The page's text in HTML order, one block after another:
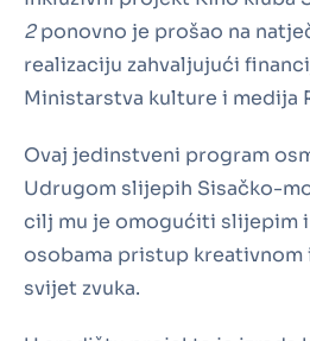
2ponovno je prošao na
realizaciju zahvaljujući
Ministarstva kulture i medija
Ovaj jedinstveni program
Udrugom slijepih Sisačko-
cilj mu je omogućiti slijepim
osobama pristup kreativnom
svijet zvuka.